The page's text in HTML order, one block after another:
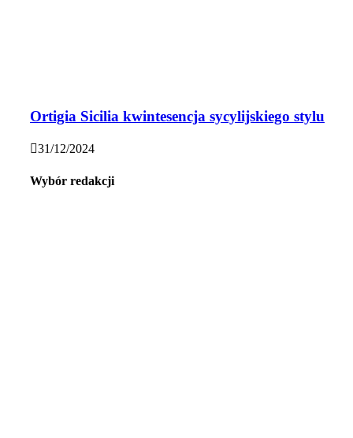
Ortigia Sicilia kwintesencja sycylijskiego stylu
31/12/2024
Wybór redakcji